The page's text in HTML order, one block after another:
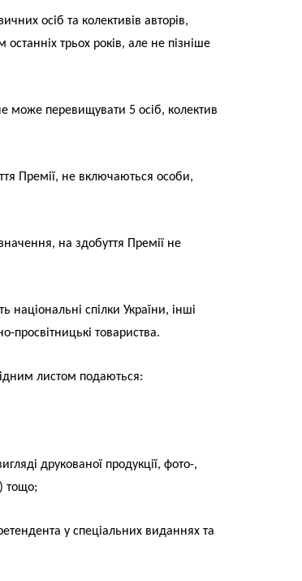
осіб та колективів авторів,
трьох років, але не пізніше
може перевищувати 5 осіб, колектив
Премії, не включаються особи,
на здобуття Премії не
національні спілки України, інші
просвітницькі товариства.
листом подаються:
друкованої продукції, фото-,
тощо;
у спеціальних виданнях та